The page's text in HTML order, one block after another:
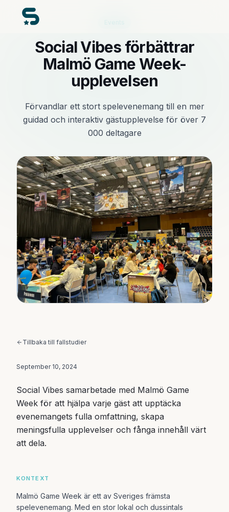
Social Vibes förbättrar
Malmö Game Week-
upplevelsen
Förvandlar ett stort spelevenemang till en mer
guidad och interaktiv gästupplevelse för över 7
000 deltagare
Tillbaka till fallstudier
September 10, 2024
Social Vibes samarbetade med Malmö Game
Week för att hjälpa varje gäst att upptäcka
evenemangets fulla omfattning, skapa
meningsfulla upplevelser och fånga innehåll värt
att dela.
KONTEXT
Malmö Game Week är ett av Sveriges främsta
spelevenemang. Med en stor lokal och dussintals